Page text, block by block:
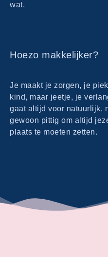
wat.
Hoezo makkelijker?
Je maakt je zorgen, je
kind, maar jeetje, je
gaat altijd voor natuurlijk,
gewoon pittig om altijd
plaats te moeten zetten.